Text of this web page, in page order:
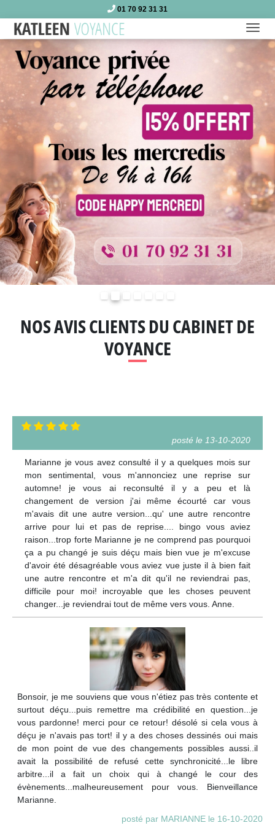
01 70 92 31 31
NOS AVIS CLIENTS DU CABINET DE
VOYANCE
posté le 13-10-2020
Marianne je vous avez consulté il y a quelques mois sur
mon sentimental, vous m'annonciez une reprise sur
automne! je vous ai reconsulté il y a peu et là
changement de version j'ai même écourté car vous
m'avais dit une autre version...qu' une autre rencontre
arrive pour lui et pas de reprise.... bingo vous aviez
raison...trop forte Marianne je ne comprend pas pourquoi
ça a pu changé je suis déçu mais bien vue je m'excuse
d'avoir été désagréable vous aviez vue juste il à bien fait
une autre rencontre et m'a dit qu'il ne reviendrai pas,
difficile pour moi! incroyable que les choses peuvent
changer...je reviendrai tout de même vers vous. Anne.
Bonsoir, je me souviens que vous n'étiez pas très contente et
surtout déçu...puis remettre ma crédibilité en question...je
vous pardonne! merci pour ce retour! désolé si cela vous à
déçu je n'avais pas tort! il y a des choses dessinés oui mais
de mon point de vue des changements possibles aussi..il
avait la possibilité de refusé cette synchronicité...le libre
arbitre...il a fait un choix qui à changé le cour des
évènements...malheureusement pour vous. Bienveillance
Marianne.
posté par MARIANNE le 16-10-2020